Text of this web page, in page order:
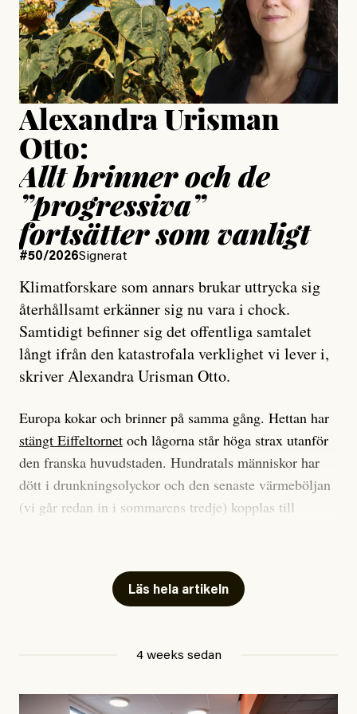
Jesper Lundby
Publicerad15 July, 2026
Uppdaterad15 July, 2026
Alexandra Urisman
Otto:
Allt brinner och de
”progressiva”
fortsätter som vanligt
#50/2026Signerat
Klimatforskare som annars brukar uttrycka sig
återhållsamt erkänner sig nu vara i chock.
Samtidigt befinner sig det offentliga samtalet
långt ifrån den katastrofala verklighet vi lever i,
skriver Alexandra Urisman Otto.
Europa kokar och brinner på samma gång. Hettan har
stängt Eiffeltornet och lågorna står höga strax utanför
den franska huvudstaden. Hundratals människor har
dött i drunkningsolyckor och den senaste värmeböljan
(vi går redan in i sommarens tredje) kopplas till
Har du också panik i hettan? Känns det som en
mardröm? Bra, allt annat vore fullständigt orimligt.
att han brukar vara ganska återhållsam när han
september 2023, när de globala temperaturerna för
Läs hela artikeln
4 weeks sedan